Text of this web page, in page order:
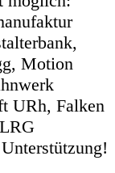
Motion
URh, Falken